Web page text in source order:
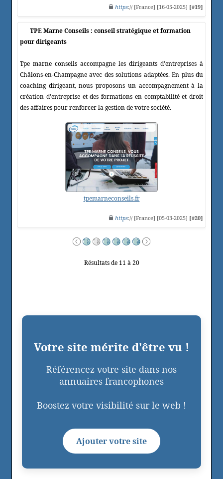
https:// [France] [16-05-2025] [#19]
TPE Marne Conseils : conseil stratégique et formation
pour dirigeants
Tpe marne conseils accompagne les dirigeants d'entreprises à
Châlons-en-Champagne avec des solutions adaptées. En plus du
coaching dirigeant, nous proposons un accompagnement à la
création d'entreprise et des formations en comptabilité et droit
des affaires pour renforcer la gestion de votre société.
tpemarneconseils.fr
https:// [France] [05-03-2025] [#20]
Résultats de 11 à 20
Votre site mérite d'être vu !
Référencez votre site dans nos
annuaires francophones
Boostez votre visibilité sur le web !
Ajouter votre site